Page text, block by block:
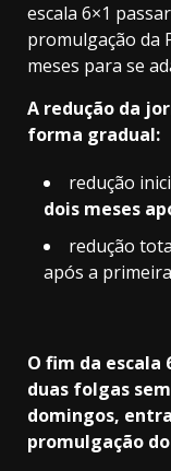
escala 6×1
promulgação da
meses para se
A redução da
forma gradual:
redução
dois meses
redução
após a
O fim da escala
duas folgas
domingos,
promulgação